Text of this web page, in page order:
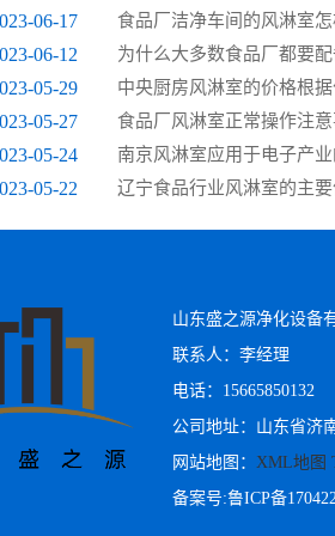
06-17 食品厂洁净车间的风淋室
06-12
为什么大多数食品厂都要
05-29
中央厨房风淋室的价格根
05-27
食品厂风淋室正常操作注
05-24
南京风淋室应用于电子产
05-22
辽宁食品行业风淋室的主要
山东盛之源净化设备
联系人：李经理
电话：15665850132
公司地址：山东省济
网站地图： XML地图
备案号:鲁ICP备